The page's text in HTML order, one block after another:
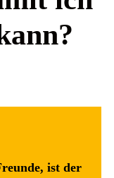
ist der